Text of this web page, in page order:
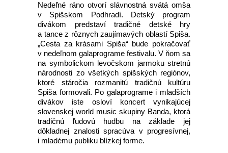
Nedeľné ráno otvorí slávnostná svätá omša
v Spišskom Podhradí. Detský program
divákom predstaví tradičné detské hry
a tance z rôznych zaujímavých oblastí Spiša.
„Cesta za krásami Spiša“ bude pokračovať
v nedeľnom galaprograme festivalu. V ňom sa
na symbolickom levočskom jarmoku stretnú
národnosti zo všetkých spišských regiónov,
ktoré stáročia rozmanitú tradičnú kultúru
Spiša formovali. Po galaprograme i mladších
divákov iste osloví koncert vynikajúcej
slovenskej world music skupiny Banda, ktorá
tradičnú ľudovú hudbu na základe jej
dôkladnej znalosti spracúva v progresívnej,
i mladému publiku blízkej forme.